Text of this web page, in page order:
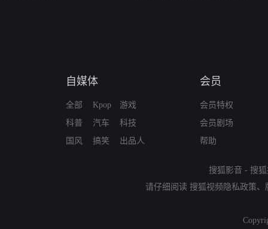
自媒体
全部
科普
国风
Kpop
汽车
搞笑
游戏
科技
出品人
会员
会员特权
会员剧场
帮助
搜狐影音 - 搜
请仔细阅读 搜狐视频隐私政策、